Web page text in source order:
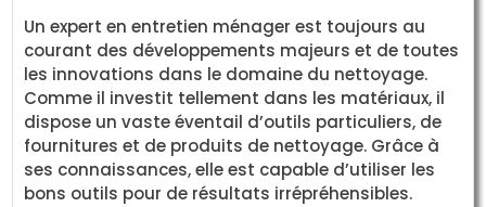
Un expert en entretien ménager est toujours au
courant des développements majeurs et de toutes
les innovations dans le domaine du nettoyage.
Comme il investit tellement dans les matériaux, il
dispose un vaste éventail d’outils particuliers, de
fournitures et de produits de nettoyage. Grâce à
ses connaissances, elle est capable d’utiliser les
bons outils pour de résultats irrépréhensibles.